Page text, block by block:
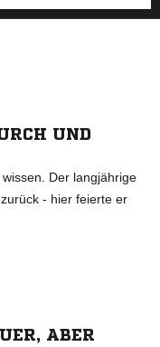
UND
Der langjährige
- hier feierte er
ABER